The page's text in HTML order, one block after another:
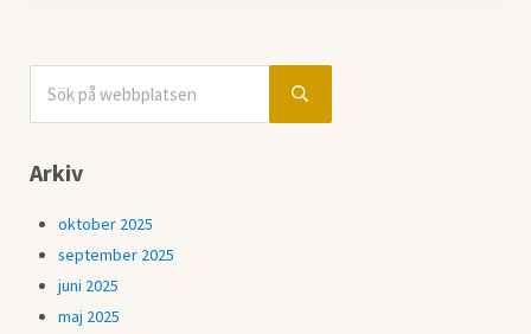
Sidebar
Submit search
Arkiv
oktober 2025
september 2025
juni 2025
maj 2025